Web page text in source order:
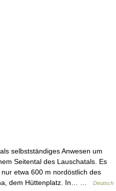
selbstständiges Anwesen um
Seitental des Lauschatals. Es
etwa 600 m nordöstlich des
dem Hüttenplatz. In… …
Deutsch